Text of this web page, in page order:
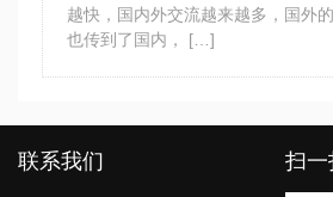
越快，国内外交流越来越多，国外
也传到了国内， […]
联系我们 扫一